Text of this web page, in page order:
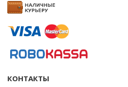
КОНТАКТЫ